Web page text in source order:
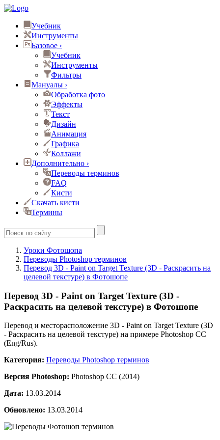
Учебник
Инструменты
Базовое ›
Учебник
Инструменты
Фильтры
Мануалы ›
Обработка фото
Эффекты
Текст
Дизайн
Анимация
Графика
Коллажи
Дополнительно ›
Переводы терминов
FAQ
Кисти
Скачать кисти
Термины
Уроки Фотошопа
Переводы Photoshop терминов
Перевод 3D - Paint on Target Texture (3D - Раскрасить на
целевой текстуре) в Фотошопе
Перевод 3D - Paint on Target Texture (3D -
Раскрасить на целевой текстуре) в Фотошопе
Перевод и месторасположение 3D - Paint on Target Texture (3D
- Раскрасить на целевой текстуре) на примере Photoshop CC
(Eng/Rus).
Категория: Переводы Photoshop терминов
Версия Photoshop: Photoshop CC (2014)
Дата: 13.03.2014
Обновлено: 13.03.2014